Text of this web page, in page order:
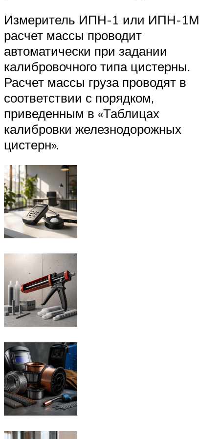
Измеритель ИПН-1 или ИПН-1М
расчет массы проводит
автоматически при задании
калибровочного типа цистерны.
Расчет массы груза проводят в
соответствии с порядком,
приведенным в «Таблицах
калибровки железнодорожных
цистерн».